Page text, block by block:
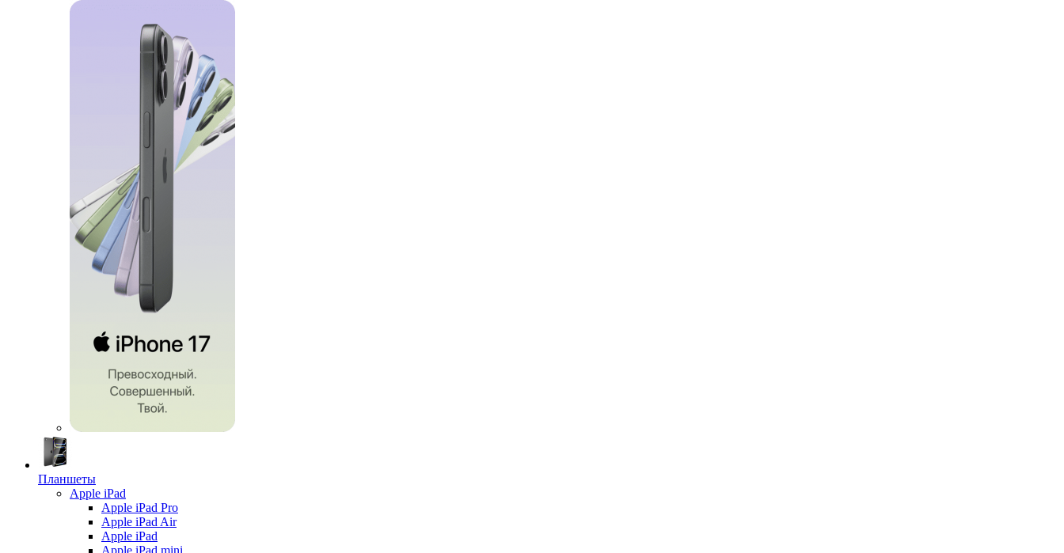
Планшеты
Apple iPad
Apple iPad Pro
Apple iPad Air
Apple iPad
Apple iPad mini